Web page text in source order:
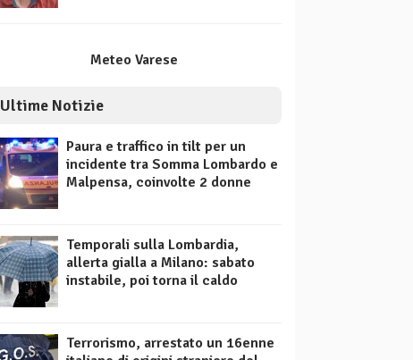
Meteo Varese
Ultime Notizie
Paura e traffico in tilt per un
incidente tra Somma Lombardo e
Malpensa, coinvolte 2 donne
Temporali sulla Lombardia,
allerta gialla a Milano: sabato
instabile, poi torna il caldo
Terrorismo, arrestato un 16enne